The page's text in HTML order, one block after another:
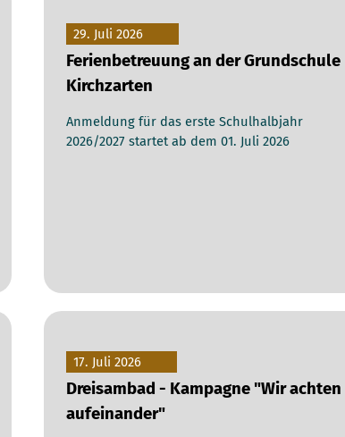
29. Juli 2026
Ferienbetreuung an der Grundschule
Kirchzarten
Anmeldung für das erste Schulhalbjahr
2026/2027 startet ab dem 01. Juli 2026
17. Juli 2026
Dreisambad - Kampagne "Wir achten
aufeinander"